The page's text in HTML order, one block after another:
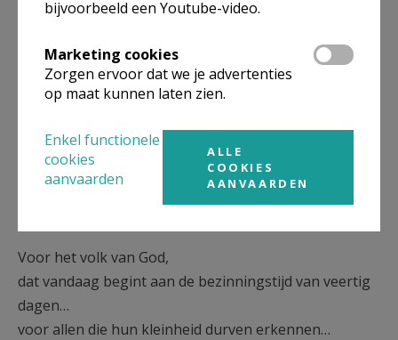
INSTELLINGEN
Wie dat wil kan hierna even kort met de
Voorbede
Voor het volk van God,
dat vandaag begint aan de bezinningstijd van veertig
dagen…
voor allen die hun kleinheid durven erkennen…
bijvoorbeeld een Youtube-video.
Marketing cookies
Zorgen ervoor dat we je advertenties
op maat kunnen laten zien.
Enkel functionele
cookies
aanvaarden
ALLE
COOKIES
AANVAARDEN